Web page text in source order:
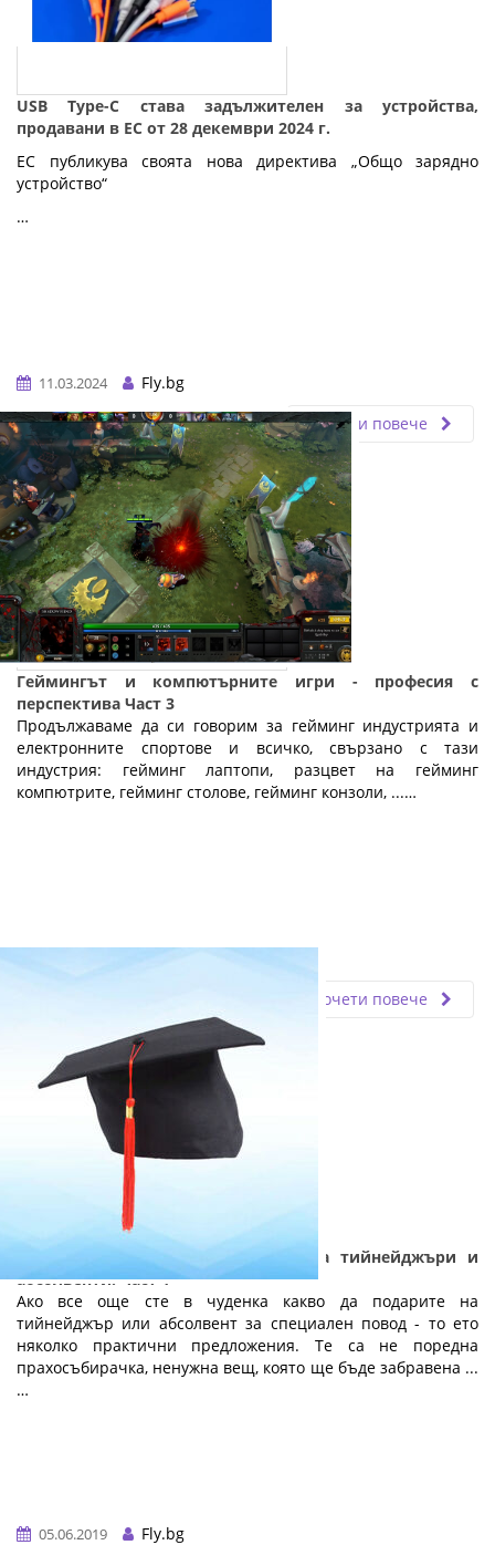
USB Type-C става задължителен за устройства,
продавани в ЕС от 28 декември 2024 г.
ЕС публикува своята нова директива „Общо зарядно
устройство“
…
11.03.2024
Fly.bg
Прочети повече
Геймингът и компютърните игри - професия с
перспектива Част 3
Продължаваме да си говорим за гейминг индустрията и
електронните спортове и всичко, свързано с тази
индустрия: гейминг лаптопи, разцвет на гейминг
компютрите, гейминг столове, гейминг конзоли, ...…
Fly.bg
Прочети повече
Практични и полезни подаръци за тийнейджъри и
абсолвенти: Част 1
Ако все още сте в чуденка какво да подарите на
тийнейджър или абсолвент за специален повод - то ето
няколко практични предложения. Те са не поредна
прахосъбирачка, ненужна вещ, която ще бъде забравена ...
…
05.06.2019
Fly.bg